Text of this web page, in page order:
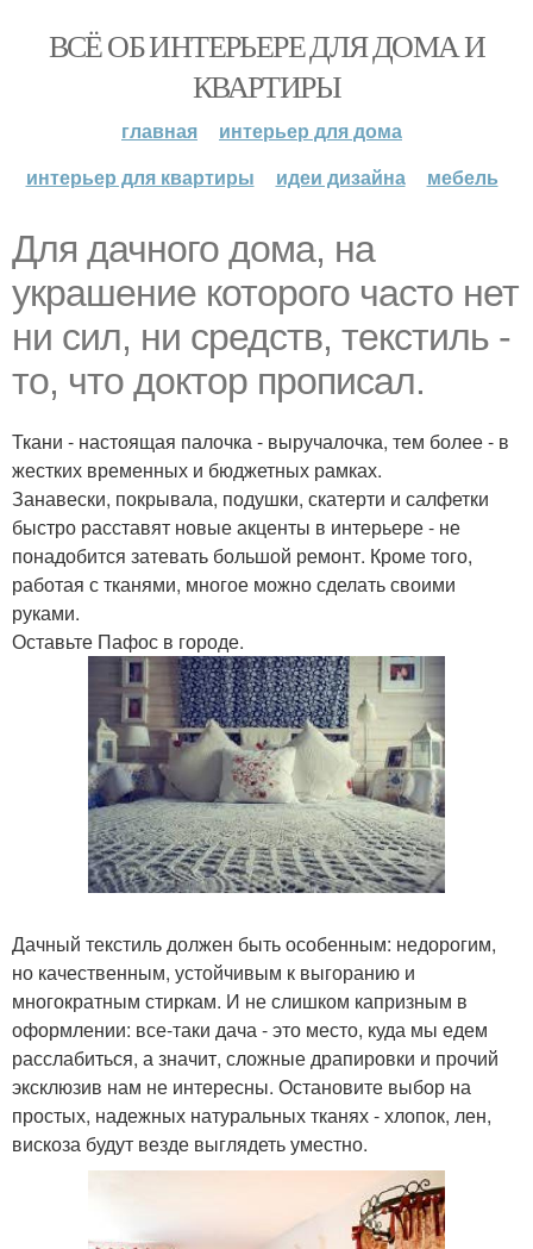
ВСЁ ОБ ИНТЕРЬЕРЕ ДЛЯ ДОМА И
КВАРТИРЫ
главная
интерьер для дома
интерьер для квартиры
идеи дизайна мебель
Для дачного дома, на
украшение которого часто нет
ни сил, ни средств, текстиль -
то, что доктор прописал.
Ткани - настоящая палочка - выручалочка, тем более - в
жестких временных и бюджетных рамках.
Занавески, покрывала, подушки, скатерти и салфетки
быстро расставят новые акценты в интерьере - не
понадобится затевать большой ремонт. Кроме того,
работая с тканями, многое можно сделать своими
руками.
Оставьте Пафос в городе.
Дачный текстиль должен быть особенным: недорогим,
но качественным, устойчивым к выгоранию и
многократным стиркам. И не слишком капризным в
оформлении: все-таки дача - это место, куда мы едем
расслабиться, а значит, сложные драпировки и прочий
эксклюзив нам не интересны. Остановите выбор на
простых, надежных натуральных тканях - хлопок, лен,
вискоза будут везде выглядеть уместно.